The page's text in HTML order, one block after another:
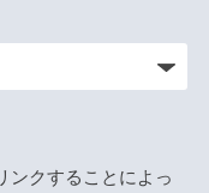
ンクすることによっ